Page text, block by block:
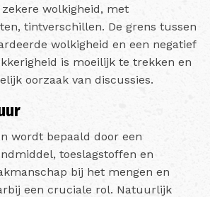
wolkigheid, met
tintverschillen. De grens tussen
wolkigheid en een negatief
is moeilijk te trekken en
oorzaak van discussies.
wordt bepaald door een
toeslagstoffen en
bij het mengen en
een cruciale rol. Natuurlijk